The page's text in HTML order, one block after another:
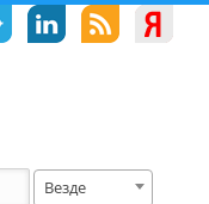
Везде